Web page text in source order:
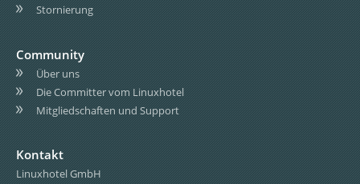
Stornierung
Community
Über uns
Die Committer vom Linuxhotel
Mitgliedschaften und Support
Kontakt
Linuxhotel GmbH